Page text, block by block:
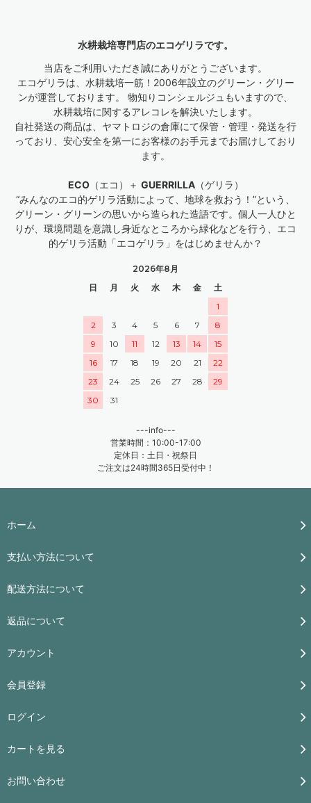
水耕栽培専門店のエコゲリラです。
当店をご利用いただき誠にありがとうございます。
エコゲリラは、水耕栽培一筋！2006年設立のグリーン・グリー
ンが運営しております。 物知りコンシェルジュもいますので、
水耕栽培に関するアレコレを解決いたします。
自社発送の商品は、ヤマトロジの倉庫にて保管・管理・発送を行
っており、安心安全を第一にお客様のお手元までお届けしており
ます。
ECO（エコ）＋ GUERRILLA（ゲリラ）
“みんなのエコ的ゲリラ活動によって、地球を救おう！”という、
グリーン・グリーンの思いから造られた造語です。個人一人ひと
りが、環境問題を意識し身近なところから緑化などを行う、エコ
的ゲリラ活動「エコゲリラ」をはじめませんか？
2026年8月
日
月 火 水 木 金
土
1
2
3 4 5 6 7
8
9
10 11 12 13 14
15
16
17 18 19 20 21
22
23
24 25 26 27 28
29
30
31
---info---
営業時間：10:00-17:00
定休日：土日・祝祭日
ご注文は24時間365日受付中！
ホーム
支払い方法について
配送方法について
返品について
アカウント
会員登録
ログイン
カートを見る
お問い合わせ